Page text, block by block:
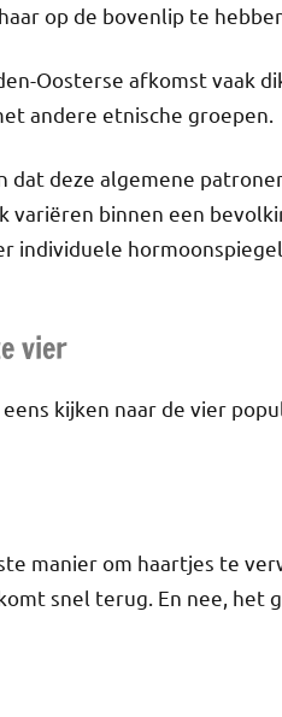
op de bovenlip te
Oosterse afkomst vaak
andere etnische groepen.
dat deze algemene
variëren binnen een
individuele
vier
kijken naar de vier
manier om haartjes te
snel terug. En nee, het